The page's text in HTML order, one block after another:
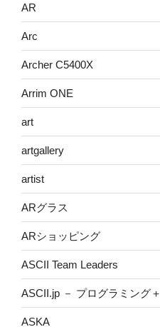
AR
Arc
Archer C5400X
Arrim ONE
art
artgallery
artist
ARグラス
ARショッピング
ASCII Team Leaders
ASCII.jp － プログラミング＋
ASKA